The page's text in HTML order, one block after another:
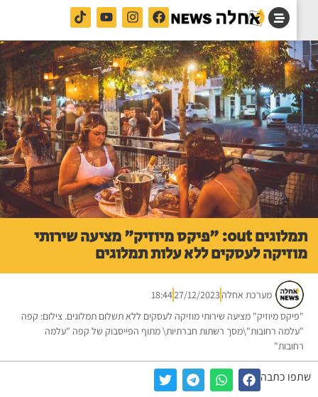
תמלוגים out: "פיקס מיוזיק" מציעה שירותי
לעסקים ללא עלות תמלוגים
מערכת אחלה 27/12/2023
18:44
מיוזיק" מציעה שירותי מוזיקה לעסקים ללא תשלום תמלוגים. צילום: קפה
רחובות"\מסך רשתות חברתיות\ מתוף הפייסבוק של קפה "עלמה
כתבה